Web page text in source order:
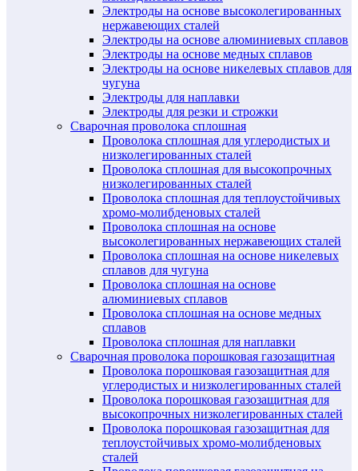
Электроды на основе высоколегированных
нержавеющих сталей
Электроды на основе алюминиевых сплавов
Электроды на основе медных сплавов
Электроды на основе никелевых сплавов для
чугуна
Электроды для наплавки
Электроды для резки и строжки
Сварочная проволока сплошная
Проволока сплошная для углеродистых и
низколегированных сталей
Проволока сплошная для высокопрочных
низколегированных сталей
Проволока сплошная для теплоустойчивых
хромо-молибденовых сталей
Проволока сплошная на основе
высоколегированных нержавеющих сталей
Проволока сплошная на основе никелевых
сплавов для чугуна
Проволока сплошная на основе
алюминиевых сплавов
Проволока сплошная на основе медных
сплавов
Проволока сплошная для наплавки
Сварочная проволока порошковая газозащитная
Проволока порошковая газозащитная для
углеродистых и низколегированных сталей
Проволока порошковая газозащитная для
высокопрочных низколегированных сталей
Проволока порошковая газозащитная для
теплоустойчивых хромо-молибденовых
сталей